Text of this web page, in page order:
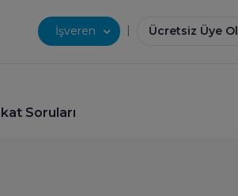
İşveren | Ücretsiz Üye Ol
Soruları